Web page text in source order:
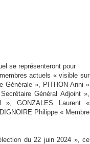
se représenteront pour
actuels « visible sur
Générale », PITHON Anni «
Général Adjoint »,
», GONZALES Laurent «
Philippe « Membre
du 22 juin 2024 », ce